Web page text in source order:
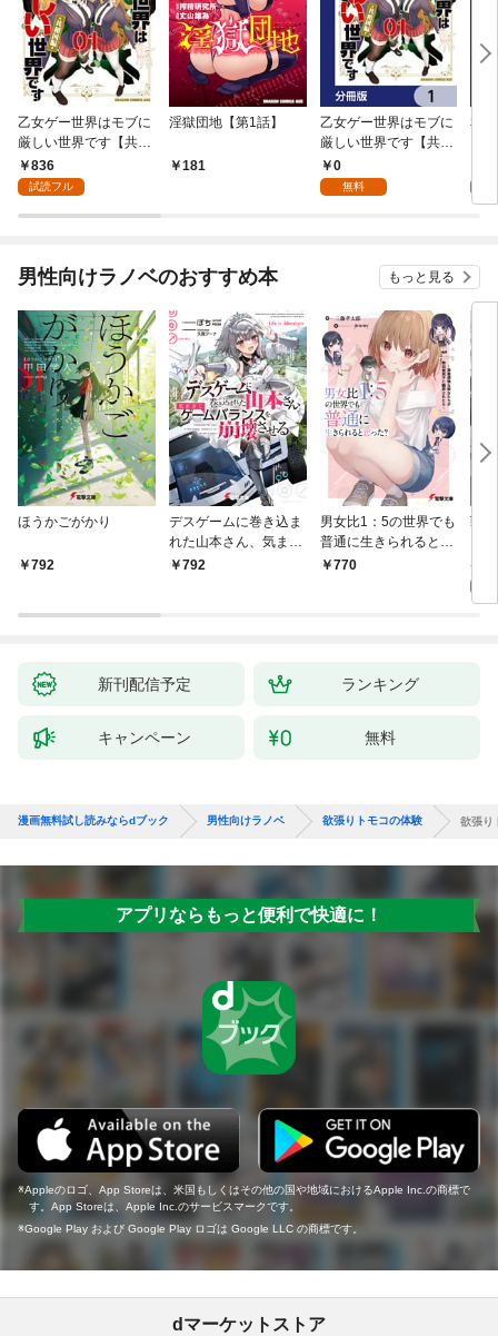
乙女ゲー世界はモブに
厳しい世界です【共和
国編】 ０１
836
試読フル
淫獄団地【第1話】
181
乙女ゲー世界はモブに
厳しい世界です【共和
国編】【分冊版】 1
0
無料
私
を
版
男性向けラノベのおすすめ本 もっと見る
ほうかごがかり
792
デスゲームに巻き込ま
れた山本さん、気まま
にゲームバランスを崩
792
男女比1：5の世界でも
普通に生きられると思
った？ ～激重感情な
770
戦
特
新刊配信予定 ランキング
キャンペーン 無料
漫画無料試し読みならdブック 男性向けラノベ 欲張りトモコの体験 欲張り
アプリならもっと便利で快適に！
Appleのロゴ、App Storeは、米国もしくはその他の国や地域におけるApple Inc.の商標で
す。App Storeは、Apple Inc.のサービスマークです。
Google Play および Google Play ロゴは Google LLC の商標です。
dマーケットストア